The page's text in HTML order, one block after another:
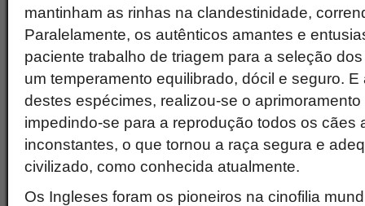
mantinham as rinhas na clandestinidade,
Paralelamente, os autênticos amantes e
paciente trabalho de triagem para a seleção
um temperamento equilibrado, dócil e seguro.
destes espécimes, realizou-se o
impedindo-se para a reprodução todos os cães
inconstantes, o que tornou a raça segura e
civilizado, como conhecida atualmente.
Os Ingleses foram os pioneiros na cinofilia